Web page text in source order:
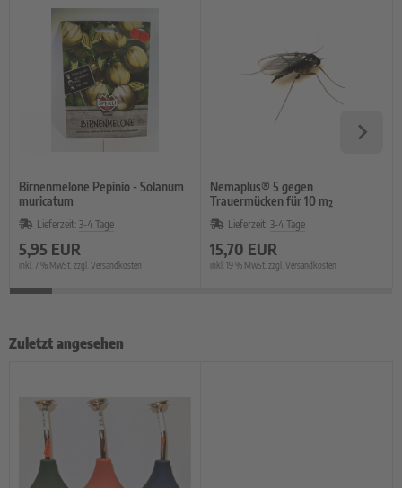
Birnenmelone Pepinio - Solanum
muricatum
Lieferzeit: 3-4 Tage
5,95 EUR
inkl. 7 % MwSt. zzgl. Versandkosten
Nemaplus® 5 gegen
Trauermücken für 10 m²
Lieferzeit: 3-4 Tage
15,70 EUR
inkl. 19 % MwSt. zzgl. Versandkosten
Zuletzt angesehen